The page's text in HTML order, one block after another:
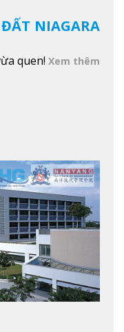
NIAGARA
quen! Xem thêm